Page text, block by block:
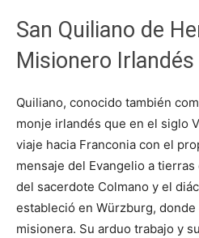
San Quiliano de
Misionero Irlandés
Quiliano, conocido también
monje irlandés que en el siglo
viaje hacia Franconia con el
mensaje del Evangelio a
del sacerdote Colmano y el
estableció en Würzburg,
misionera. Su arduo trabajo y